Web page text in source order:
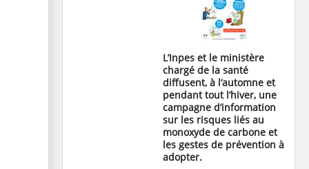
L’Inpes et le ministère
chargé de la santé
diffusent, à l’automne et
pendant tout l’hiver, une
campagne d’information
sur les risques liés au
monoxyde de carbone et
les gestes de prévention à
adopter.